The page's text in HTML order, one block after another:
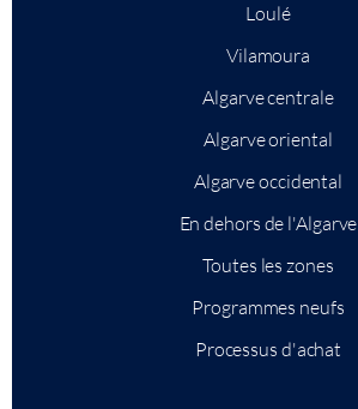
Loulé
Vilamoura
Algarve centrale
Algarve oriental
Algarve occidental
En dehors de l'Algarve
Toutes les zones
Programmes neufs
Processus d'achat